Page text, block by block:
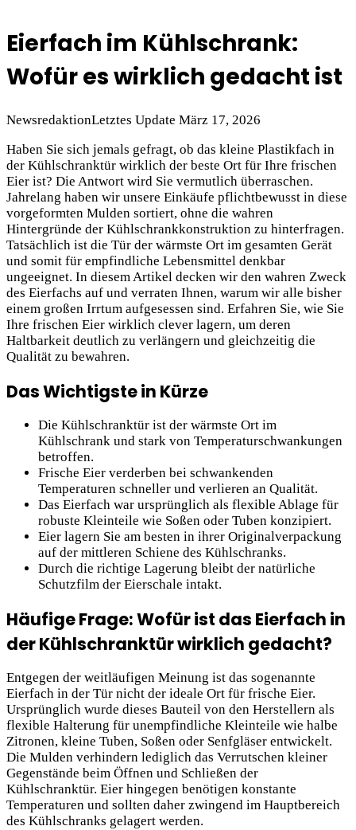
Eierfach im Kühlschrank:
Wofür es wirklich gedacht ist
NewsredaktionLetztes Update März 17, 2026
Haben Sie sich jemals gefragt, ob das kleine Plastikfach in
der Kühlschranktür wirklich der beste Ort für Ihre frischen
Eier ist? Die Antwort wird Sie vermutlich überraschen.
Jahrelang haben wir unsere Einkäufe pflichtbewusst in diese
vorgeformten Mulden sortiert, ohne die wahren
Hintergründe der Kühlschrankkonstruktion zu hinterfragen.
Tatsächlich ist die Tür der wärmste Ort im gesamten Gerät
und somit für empfindliche Lebensmittel denkbar
ungeeignet. In diesem Artikel decken wir den wahren Zweck
des Eierfachs auf und verraten Ihnen, warum wir alle bisher
einem großen Irrtum aufgesessen sind. Erfahren Sie, wie Sie
Ihre frischen Eier wirklich clever lagern, um deren
Haltbarkeit deutlich zu verlängern und gleichzeitig die
Qualität zu bewahren.
Das Wichtigste in Kürze
Die Kühlschranktür ist der wärmste Ort im
Kühlschrank und stark von Temperaturschwankungen
betroffen.
Frische Eier verderben bei schwankenden
Temperaturen schneller und verlieren an Qualität.
Das Eierfach war ursprünglich als flexible Ablage für
robuste Kleinteile wie Soßen oder Tuben konzipiert.
Eier lagern Sie am besten in ihrer Originalverpackung
auf der mittleren Schiene des Kühlschranks.
Durch die richtige Lagerung bleibt der natürliche
Schutzfilm der Eierschale intakt.
Häufige Frage: Wofür ist das Eierfach in
der Kühlschranktür wirklich gedacht?
Entgegen der weitläufigen Meinung ist das sogenannte
Eierfach in der Tür nicht der ideale Ort für frische Eier.
Ursprünglich wurde dieses Bauteil von den Herstellern als
flexible Halterung für unempfindliche Kleinteile wie halbe
Zitronen, kleine Tuben, Soßen oder Senfgläser entwickelt.
Die Mulden verhindern lediglich das Verrutschen kleiner
Gegenstände beim Öffnen und Schließen der
Kühlschranktür. Eier hingegen benötigen konstante
Temperaturen und sollten daher zwingend im Hauptbereich
des Kühlschranks gelagert werden.